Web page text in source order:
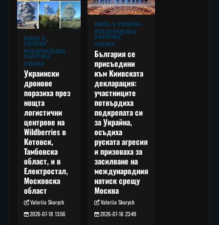
ВОЙНА В
УКРАЙНА
МЕЖДУНАРОДНА
ПОЛИТИКА
НОВИНИ
Украински
дронове
поразиха през
нощта
логистични
центрове на
Wildberries в
Котовск,
Тамбовска
област, и в
Електростал,
Московска
област
Valeriia Skorych
2026-07-18 13:56
ВОЙНА В УКРАЙНА
МЕЖДУНАРОДНА
ПОЛИТИКА
НОВИНИ
България се
присъедини
към Киивската
декларация:
участниците
потвърдиха
подкрепата си
за Украйна,
осъдиха
руската агресия
и призоваха за
засилване на
международния
натиск срещу
Москва
Valeriia Skorych
2026-07-16 23:49